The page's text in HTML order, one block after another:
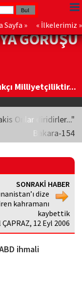
Sayfa » « İlkelerimiz »
GÖRÜŞÜ
Milliyetçiliktir...
Onlar diridirler..."
Bakara-154
SONRAKİ HABER
dize
kahramanı
kaybettik
12 Eyl 2006
ihmali